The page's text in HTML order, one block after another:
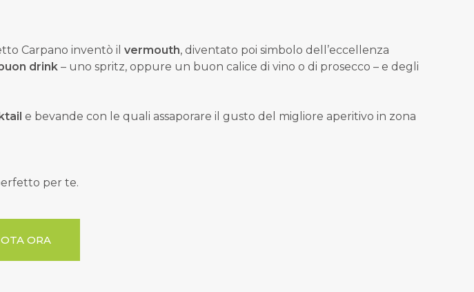
Carpano inventò il vermouth, diventato poi simbolo dell’eccellenza
drink – uno spritz, oppure un buon calice di vino o di prosecco – e degli
e bevande con le quali assaporare il gusto del migliore aperitivo in zona
per te.
ORA